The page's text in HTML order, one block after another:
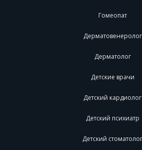
Гомеопат
Дерматовенеролог
Дерматолог
Детские врачи
Детский кардиолог
Детский психиатр
Детский стоматолог